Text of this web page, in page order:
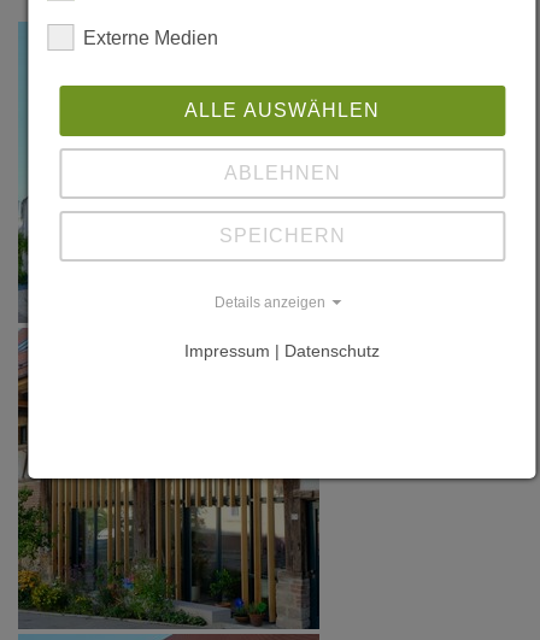
Externe Medien
ALLE AUSWÄHLEN
ABLEHNEN
SPEICHERN
Details anzeigen
Impressum | Datenschutz